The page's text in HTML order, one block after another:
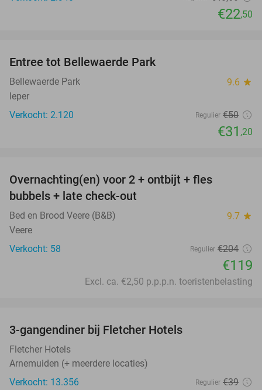
€22,50
Entree tot Bellewaerde Park
Bellewaerde Park 9.6 star
Ieper
Verkocht: 2.120
Regulier €50
€31 ,20
Overnachting(en) voor 2 + ontbijt + fles
bubbels + late check-out
Bed en Brood Veere (B&B) 9.7 star
Veere
Verkocht: 58
Regulier €204
€119
Excl. ca. €2,50 p.p.p.n. toeristenbelasting
3-gangendiner bij Fletcher Hotels
Fletcher Hotels
Arnemuiden (+ meerdere locaties)
Verkocht: 13.356
Regulier €39